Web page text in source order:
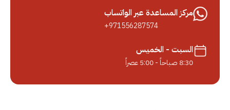
مركز المساعدة عبر الواتساب
+971556287574
السبت - الخميس
8:30 صباحاً - 5:00 عصراً